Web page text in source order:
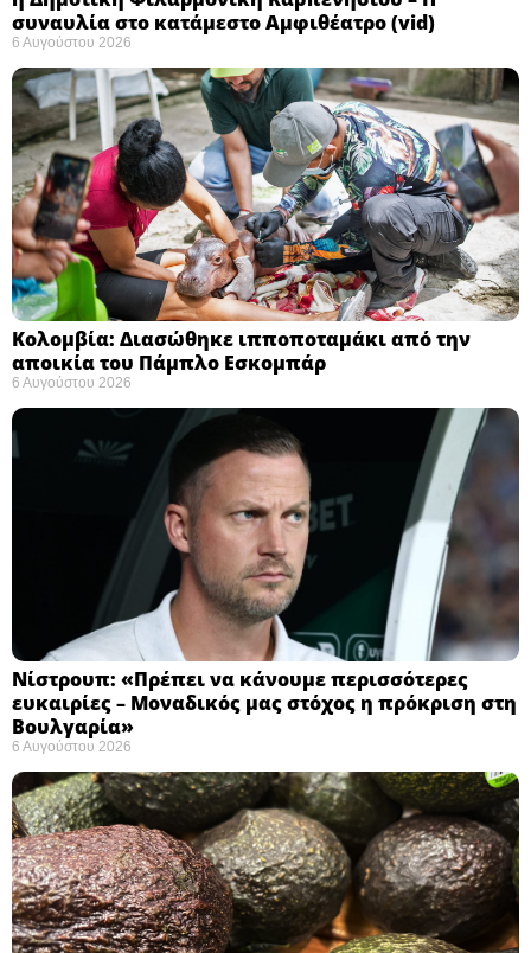
συναυλία στο κατάμεστο Αμφιθέατρο (vid)
6 Αυγούστου 2026
Κολομβία: Διασώθηκε ιπποποταμάκι από την
αποικία του Πάμπλο Εσκομπάρ ​
6 Αυγούστου 2026
Νίστρουπ: «Πρέπει να κάνουμε περισσότερες
ευκαιρίες – Μοναδικός μας στόχος η πρόκριση στη
Βουλγαρία» ​
6 Αυγούστου 2026